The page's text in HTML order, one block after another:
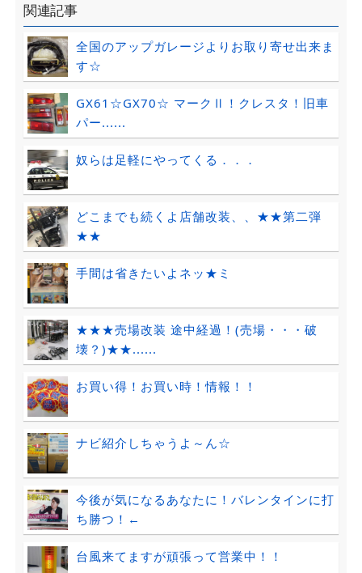
関連記事
全国のアップガレージよりお取り寄せ出来ま
す☆
GX61☆GX70☆ マークⅡ！クレスタ！旧車
パー......
奴らは足軽にやってくる．．．
どこまでも続くよ店舗改装、、★★第二弾
★★
手間は省きたいよネッ★ミ
★★★売場改装 途中経過！(売場・・・破
壊？)★★......
お買い得！お買い時！情報！！
ナビ紹介しちゃうよ～ん☆
今後が気になるあなたに！バレンタインに打
ち勝つ！←
台風来てますが頑張って営業中！！